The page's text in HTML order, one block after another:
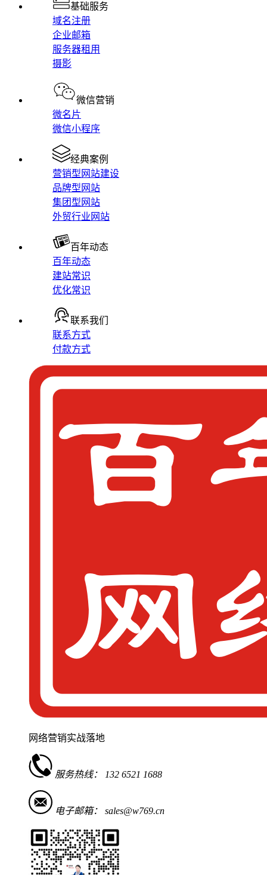
基础服务
域名注册
企业邮箱
服务器租用
摄影
微信营销
微名片
微信小程序
经典案例
营销型网站建设
品牌型网站
集团型网站
外贸行业网站
百年动态
百年动态
建站常识
优化常识
联系我们
联系方式
付款方式
网络营销实战落地
服务热线： 132 6521 1688
电子邮箱： sales@w769.cn